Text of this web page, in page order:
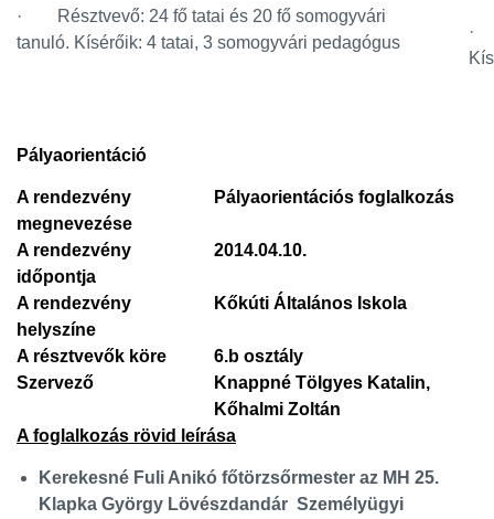
· Résztvevő: 24 fő tatai és 20 fő somogyvári
tanuló. Kísérőik: 4 tatai, 3 somogyvári pedagógus
·
Pályaorientáció
A rendezvény
megnevezése
Pályaorientációs foglalkozás
A rendezvény
időpontja
2014.04.10.
A rendezvény
helyszíne
Kőkúti Általános Iskola
A résztvevők köre
6.b osztály
Szervező
Knappné Tölgyes Katalin,
Kőhalmi Zoltán
A foglalkozás rövid leírása
Kerekesné Fuli Anikó főtörzsőrmester az MH 25.
Klapka György Lövészdandár Személyügyi